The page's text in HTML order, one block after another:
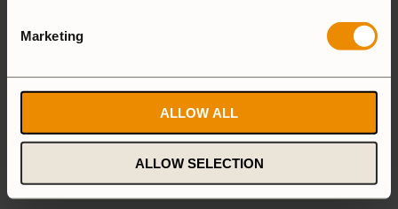
Marketing
ALLOW ALL
ALLOW SELECTION
0%
1-5 of 6 reviews